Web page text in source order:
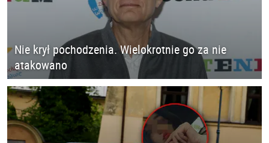
Nie krył pochodzenia. Wielokrotnie go za nie
atakowano